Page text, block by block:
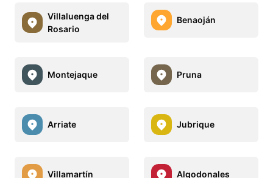
Villaluenga del
Rosario
Benaoján
Montejaque Pruna
Arriate Jubrique
Villamartín Algodonales